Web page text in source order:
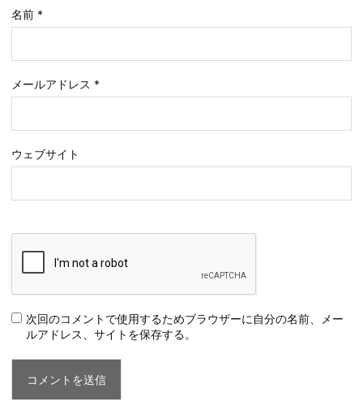
名前 *
メールアドレス *
ウェブサイト
次回のコメントで使用するためブラウザーに自分の名前、メー
ルアドレス、サイトを保存する。